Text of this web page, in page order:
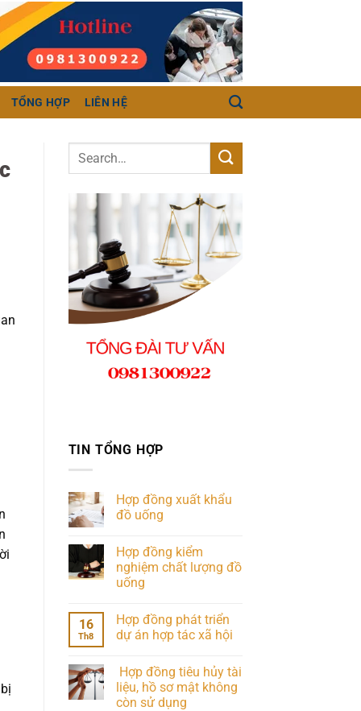
TỔNG HỢP LIÊN HỆ
TIN TỔNG HỢP
Hợp đồng xuất khẩu
đồ uống
Hợp đồng kiểm
nghiệm chất lượng đồ
uống
16
Th8
Hợp đồng phát triển
dự án hợp tác xã hội
Hợp đồng tiêu hủy tài
liệu, hồ sơ mật không
còn sử dụng